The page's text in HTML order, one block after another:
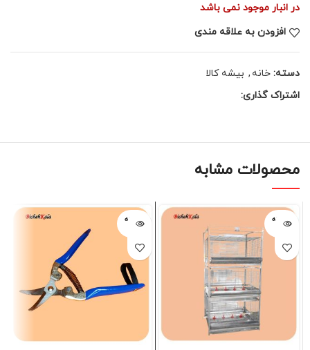
در انبار موجود نمی باشد
افزودن به علاقه مندی
دسته: خانه , بیشه کالا
اشتراک گذاری:
محصولات مشابه
فروخته
شده
فروخته
شده